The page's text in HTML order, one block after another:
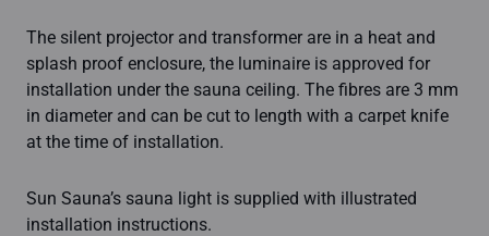
The silent projector and transformer are in a heat and
splash proof enclosure, the luminaire is approved for
installation under the sauna ceiling. The fibres are 3 mm
in diameter and can be cut to length with a carpet knife
at the time of installation.
Sun Sauna’s sauna light is supplied with illustrated
installation instructions.